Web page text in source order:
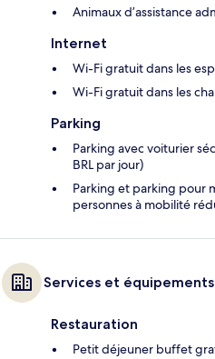
Animaux d’assistance
Internet
Wi-Fi gratuit dans les
Wi-Fi gratuit dans les
Parking
Parking avec voiturier
BRL par jour)
Parking et parking pour
personnes à mobilité
Services et équipements
Restauration
Petit déjeuner buffet